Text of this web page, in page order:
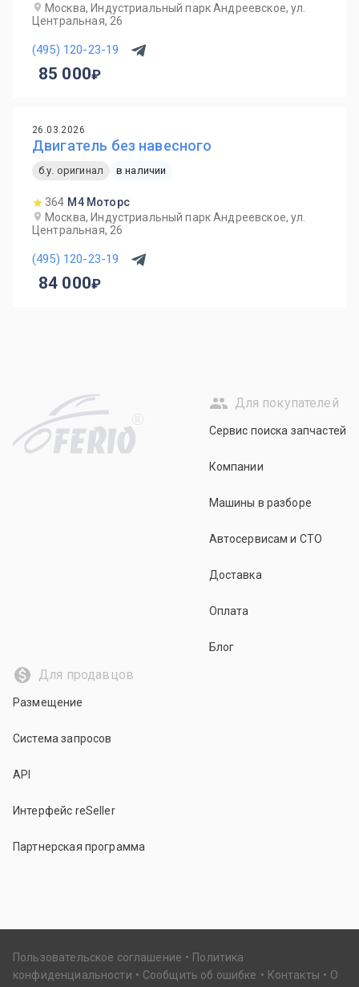
Москва, Индустриальный парк Андреевское, ул.
Центральная, 26
(495) 120-23-19
85 000
26.03.2026
Двигатель без навесного
б.у. оригинал в наличии
364 М4 Моторс
Москва, Индустриальный парк Андреевское, ул.
Центральная, 26
(495) 120-23-19
84 000
R
Для покупателей
Сервис поиска запчастей
Компании
Машины в разборе
Автосервисам и СТО
Доставка
Оплата
Блог
Для продавцов
Размещение
Система запросов
API
Интерфейс reSeller
Партнерская программа
Пользовательское соглашение
Политика
конфиденциальности
Сообщить об ошибке Контакты
О